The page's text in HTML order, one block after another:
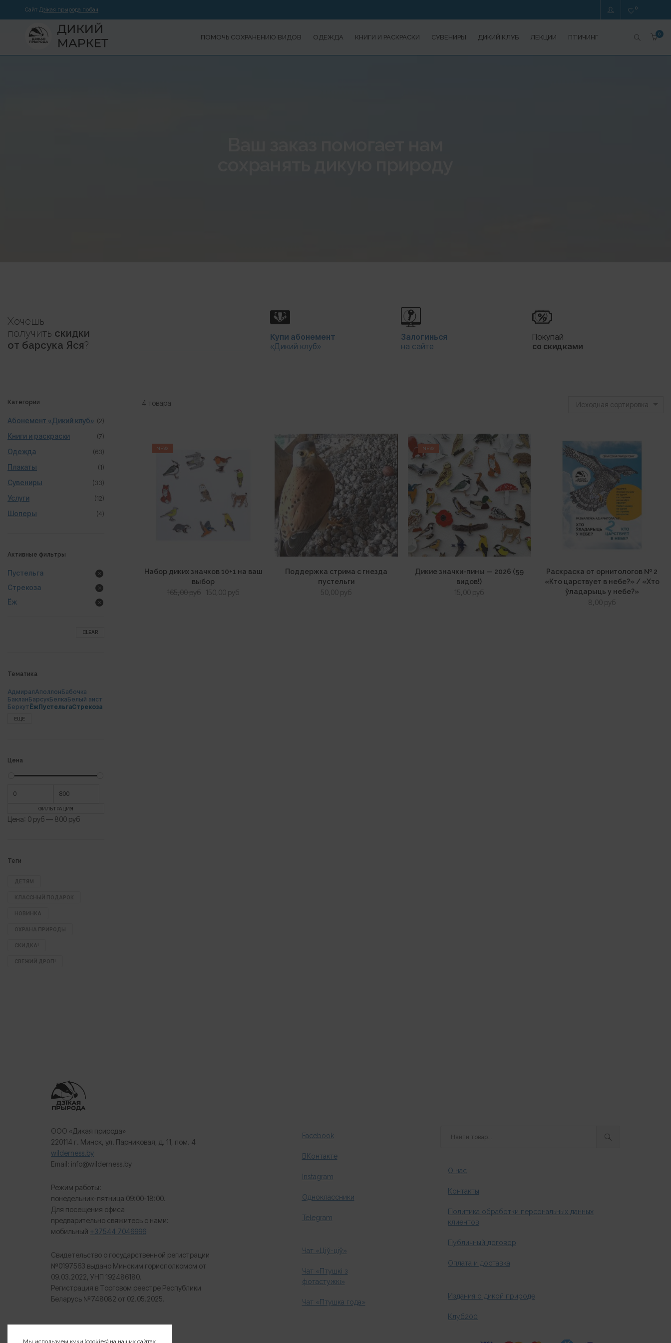
Сайт Дзікая прырода побач 0
ПОМОЧЬ СОХРАНЕНИЮ ВИДОВ ОДЕЖДА КНИГИ И РАСКРАСКИ СУВЕНИРЫ ДИКИЙ КЛУБ ЛЕКЦИИ ПТИЧИНГ 0
Хочешь
получить скидки
от барсука Яся?
Купи абонемент
«Дикий клуб»
Залогинься
на сайте
Покупай
со скидками
4 товара Исходная сортировка
NEW
Набор диких значков 10+1 на ваш
выбор
165,00руб
Первоначальная
150,00 рубТекущая
Поддержка стрима с гнезда
пустельги
50,00 руб
NEW
Дикие значки-пины — 2026 (59
видов!)
15,00 руб
Раскраска от орнитологов № 2
«Кто царствует в небе?» / «Хто
ўладарыць у небе?»
8,00 руб
Категории
Абонемент «Дикий клуб» (2)
Книги и раскраски (7)
Одежда (63)
Плакаты (1)
Сувениры (33)
Услуги (12)
Шоперы (4)
Активные фильтры
Пустельга
Стрекоза
Ёж
CLEAR
Тематика
АдмиралАполлонБабочка
БакланБарсукБелкаБелый аист
БеркутЁжПустельгаСтрекоза
ЕЩЕ
Цена
цена
цена
ФИЛЬТРАЦИЯ
Цена: 0 руб— 800 руб
Теги
ДЕТЯМ
КЛАССНЫЙ ПОДАРОК
НОВИНКА
ОХРАНА ПРИРОДЫ
СКИДКА!
СВЕЖИЙ ДРОП!
ООО «Дикая природа»
220114 г. Минск, ул. Парниковая, д. 11, пом. 4
wilderness.by
Email: info@wilderness.by
Режим работы:
понедельник-пятница 09:00-18:00.
Для посещения офиса
предварительно свяжитесь с нами:
мобильный +37544 7046996
Свидетельство о государственной регистрации
№0197563 выдано Минским горисполкомом от
09.03.2022, УНП 192486180.
Регистрация в Торговом реестре Республики
Беларусь №748082 от 02.05.2025.
Facebook
ВКонтакте
Instagram
Одноклассники
Telegram
Чат «Ціў-ціў»
Чат «Птушкі з
фотастужкі»
Чат «Птушка года»
О нас
Контакты
Политика обработки персональных данных
клиентов
Публичный договор
Оплата и доставка
Издания о дикой природе
Клуб200
Мы используем куки (cookies) на наших сайтах,